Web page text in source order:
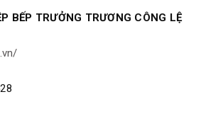
BẾP TRƯỞNG TRƯƠNG CÔNG LỆ